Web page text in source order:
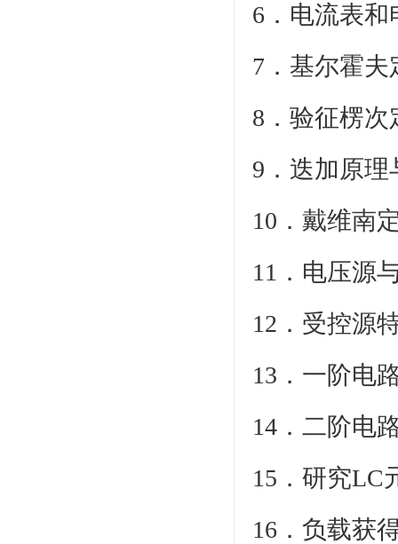
6．电
7．基
8．验征楞次
9．迭加
10．戴维
11．电
12．
13．
14．二阶电
15．研究LC
16．负载获